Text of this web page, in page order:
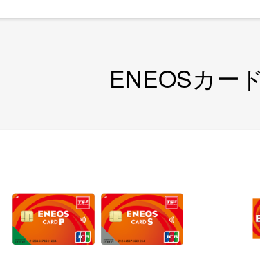
ENEOSカー